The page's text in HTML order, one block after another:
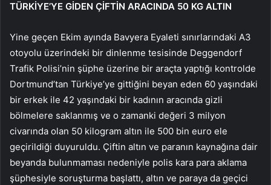
TÜRKİYE’YE GİDEN ÇİFTİN ARACINDA 50 KG ALTIN
Yine geçen Ekim ayında Bavyera Eyaleti sınırlarındaki A3
otoyolu üzerindeki bir dinlenme tesisinde Deggendorf
Trafik Polisi’nin şüphe üzerine bir araçta yaptığı kontrolde
Dortmund’tan Türkiye’ye gittiğini beyan eden 60 yaşındaki
bir erkek ile 42 yaşındaki bir kadının aracında gizli
bölmelere saklanmış ve o zamanki değeri 3 milyon
civarında olan 50 kilogram altın ile 500 bin euro ele
geçirildiği duyuruldu. Çiftin altın ve paranın kaynağına dair
beyanda bulunmaması nedeniyle polis kara para aklama
şüphesiyle soruşturma başlattı, altın ve paraya da geçici